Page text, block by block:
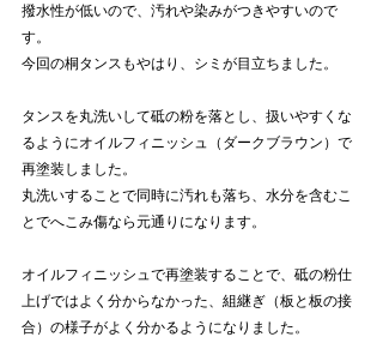
撥水性が低いので、汚れや染みがつきやすいので
す。
今回の桐タンスもやはり、シミが目立ちました。
タンスを丸洗いして砥の粉を落とし、扱いやすくな
るようにオイルフィニッシュ（ダークブラウン）で
再塗装しました。
丸洗いすることで同時に汚れも落ち、水分を含むこ
とでへこみ傷なら元通りになります。
オイルフィニッシュで再塗装することで、砥の粉仕
上げではよく分からなかった、組継ぎ（板と板の接
合）の様子がよく分かるようになりました。